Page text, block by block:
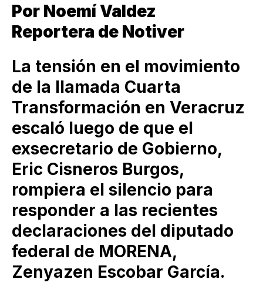
Por Noemí Valdez
Reportera de Notiver
La tensión en el movimiento
de la llamada Cuarta
Transformación en Veracruz
escaló luego de que el
exsecretario de Gobierno,
Eric Cisneros Burgos,
rompiera el silencio para
responder a las recientes
declaraciones del diputado
federal de MORENA,
Zenyazen Escobar García.